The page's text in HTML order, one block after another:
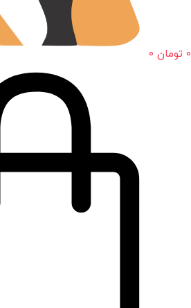
0 تومان 0